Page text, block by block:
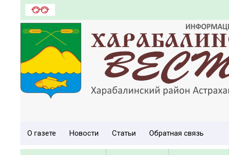
О газете Новости Статьи Обратная связь